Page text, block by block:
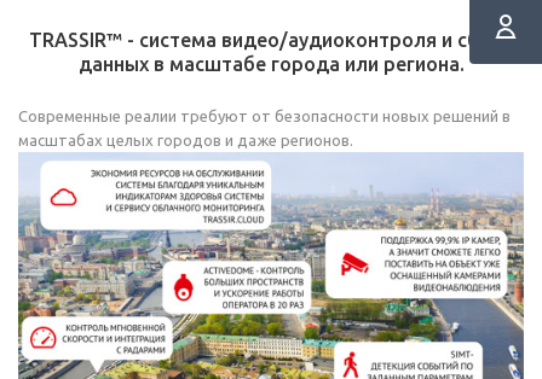
TRASSIR™ - cистема видео/аудиоконтроля и сбора
данных в масштабе города или региона.
Современные реалии требуют от безопасности новых решений в
масштабах целых городов и даже регионов.